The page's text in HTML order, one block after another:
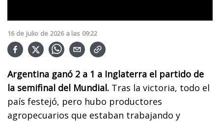
16 de Julio de 2026 a las 09:22
Argentina ganó 2 a 1 a Inglaterra el partido de
la semifinal del Mundial. Tras la victoria, todo el
país festejó, pero hubo productores
agropecuarios que estaban trabajando y